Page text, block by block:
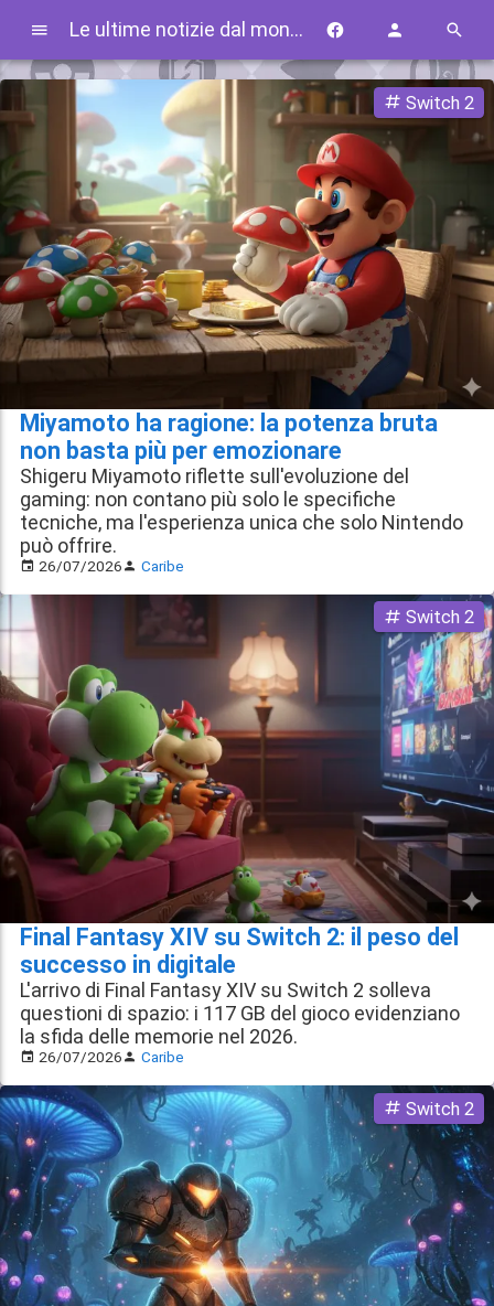
Le ultime notizie dal mondo Nintendo
Miyamoto ha ragione: la potenza bruta
non basta più per emozionare
Switch 2
Shigeru Miyamoto riflette sull'evoluzione del
gaming: non contano più solo le specifiche
tecniche, ma l'esperienza unica che solo Nintendo
può offrire.
26/07/2026 Caribe
Final Fantasy XIV su Switch 2: il peso del
successo in digitale
Switch 2
L'arrivo di Final Fantasy XIV su Switch 2 solleva
questioni di spazio: i 117 GB del gioco evidenziano
la sfida delle memorie nel 2026.
26/07/2026 Caribe
Switch 2